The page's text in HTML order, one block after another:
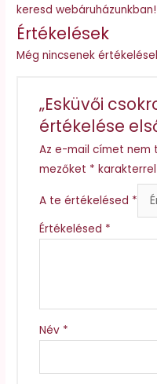
keresd webáruházunkban!
Értékelések
Még nincsenek
„Esküvői
értékelése
Az e-mail címet nem
mezőket *
A te értékelésed *
Értékelésed *
Név *